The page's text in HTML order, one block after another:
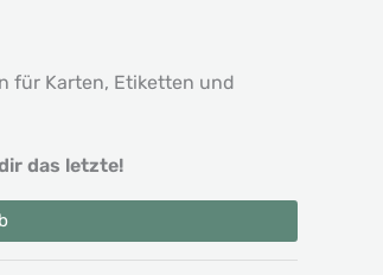
für Karten, Etiketten und
das letzte!